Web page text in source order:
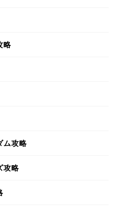
略
ム攻略
攻略